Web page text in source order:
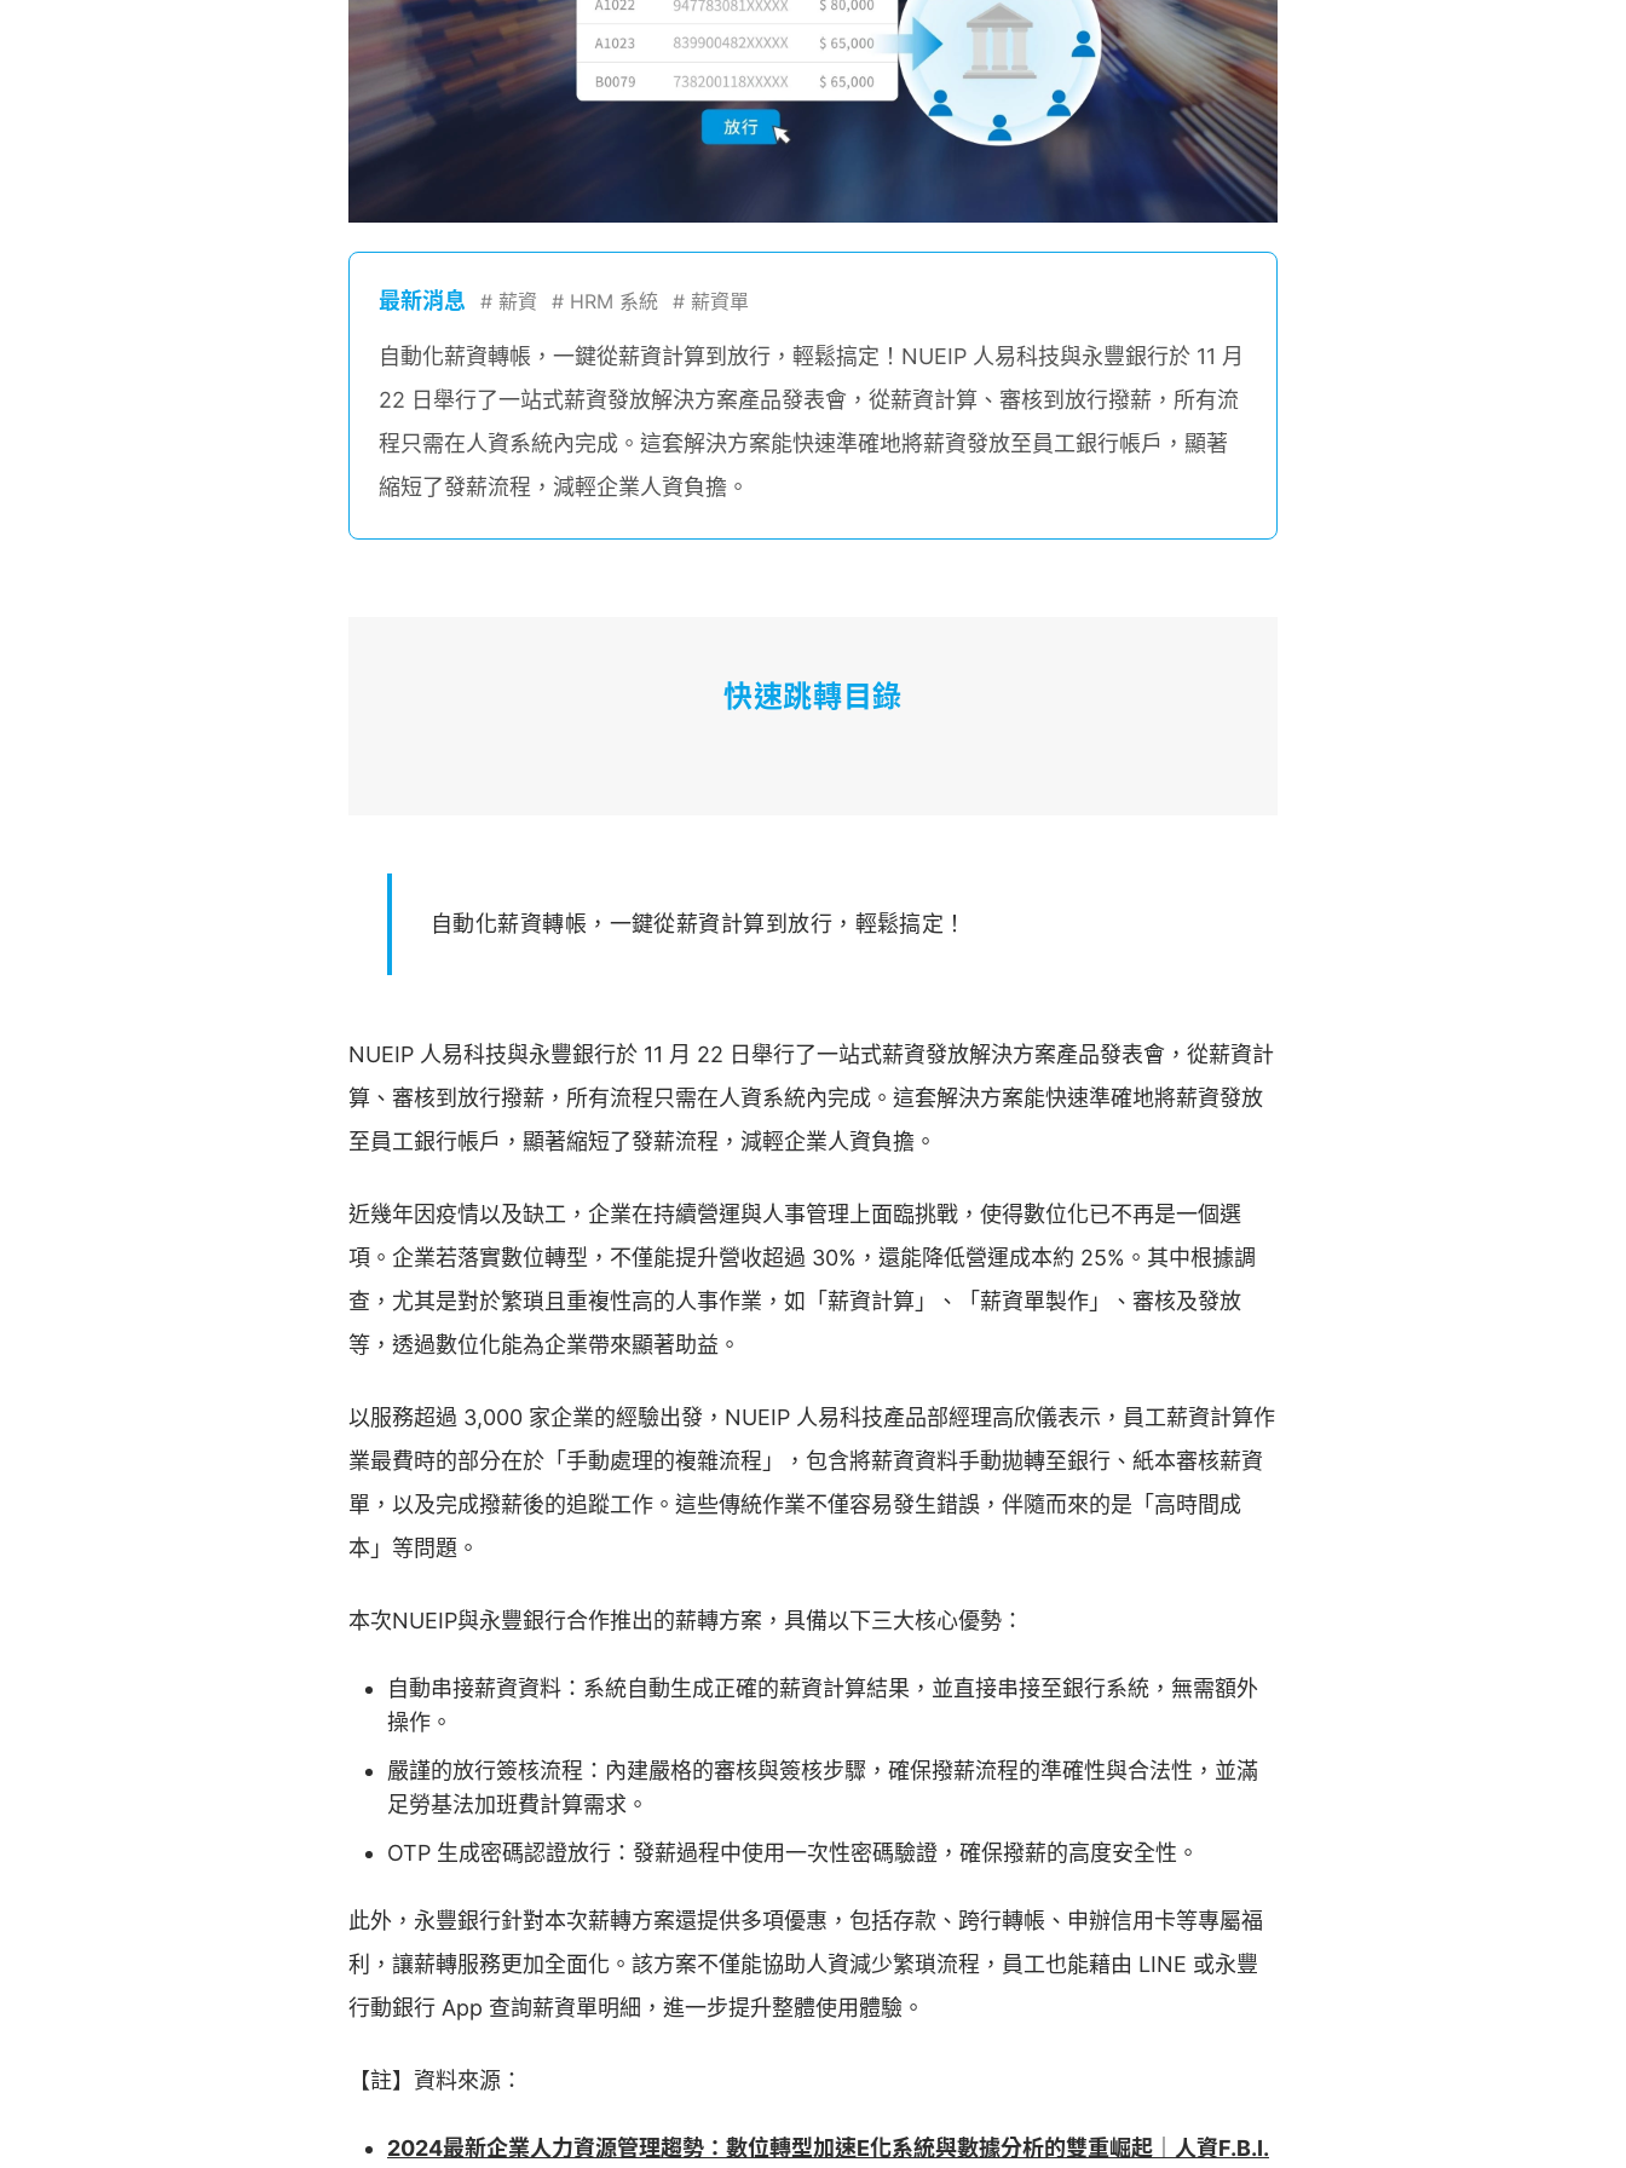
最新消息 # 薪資 # HRM 系統 # 薪資單
自動化薪資轉帳，一鍵從薪資計算到放行，輕鬆搞定！NUEIP 人易科技與永豐銀行於 11 月
22 日舉行了一站式薪資發放解決方案產品發表會，從薪資計算、審核到放行撥薪，所有流
程只需在人資系統內完成。這套解決方案能快速準確地將薪資發放至員工銀行帳戶，顯著
縮短了發薪流程，減輕企業人資負擔。
快速跳轉目錄
自動化薪資轉帳，一鍵從薪資計算到放行，輕鬆搞定！
NUEIP 人易科技與永豐銀行於 11 月 22 日舉行了一站式薪資發放解決方案產品發表會，從薪資計
算、審核到放行撥薪，所有流程只需在人資系統內完成。這套解決方案能快速準確地將薪資發放
至員工銀行帳戶，顯著縮短了發薪流程，減輕企業人資負擔。
近幾年因疫情以及缺工，企業在持續營運與人事管理上面臨挑戰，使得數位化已不再是一個選
項。企業若落實數位轉型，不僅能提升營收超過 30%，還能降低營運成本約 25%。其中根據調
查，尤其是對於繁瑣且重複性高的人事作業，如「薪資計算」、「薪資單製作」、審核及發放
等，透過數位化能為企業帶來顯著助益。
以服務超過 3,000 家企業的經驗出發，NUEIP 人易科技產品部經理高欣儀表示，員工薪資計算作
業最費時的部分在於「手動處理的複雜流程」，包含將薪資資料手動拋轉至銀行、紙本審核薪資
單，以及完成撥薪後的追蹤工作。這些傳統作業不僅容易發生錯誤，伴隨而來的是「高時間成
本」等問題。
本次NUEIP與永豐銀行合作推出的薪轉方案，具備以下三大核心優勢：
自動串接薪資資料：系統自動生成正確的薪資計算結果，並直接串接至銀行系統，無需額外
操作。
嚴謹的放行簽核流程：內建嚴格的審核與簽核步驟，確保撥薪流程的準確性與合法性，並滿
足勞基法加班費計算需求。
OTP 生成密碼認證放行：發薪過程中使用一次性密碼驗證，確保撥薪的高度安全性。
此外，永豐銀行針對本次薪轉方案還提供多項優惠，包括存款、跨行轉帳、申辦信用卡等專屬福
利，讓薪轉服務更加全面化。該方案不僅能協助人資減少繁瑣流程，員工也能藉由 LINE 或永豐
行動銀行 App 查詢薪資單明細，進一步提升整體使用體驗。
【註】資料來源：
2024最新企業人力資源管理趨勢：數位轉型加速E化系統與數據分析的雙重崛起｜人資F.B.I.